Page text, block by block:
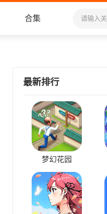
合集
最新排行
梦幻花园